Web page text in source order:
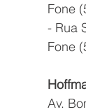
Fone
- Rua
Fone
Av.